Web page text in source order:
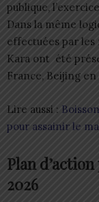
publique,
Dans la même
effectuées par
Kara ont été
France, Beijing
Lire aussi :
pour assainir le
Plan
2026